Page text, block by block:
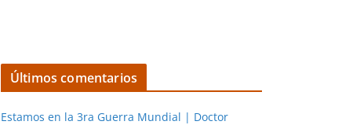
Últimos comentarios
Estamos en la 3ra Guerra Mundial | Doctor